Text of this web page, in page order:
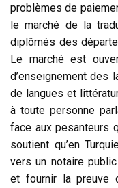
problèmes de
le marché de la
diplômés des
Le marché est
d’enseignement des
de langues et
à toute personne
face aux pesanteurs
soutient qu’en
vers un notaire
et fournir la preuve